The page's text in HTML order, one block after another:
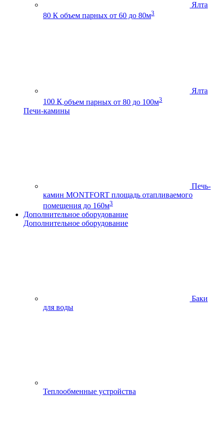
Ялта
80 К объем парных от 60 до 80м3
Ялта
100 К объем парных от 80 до 100м3
Печи-камины
Печь-
камин MONTFORT площадь отапливаемого
помещения до 160м3
Дополнительное оборудование
Дополнительное оборудование
Баки
для воды
Теплообменные устройства